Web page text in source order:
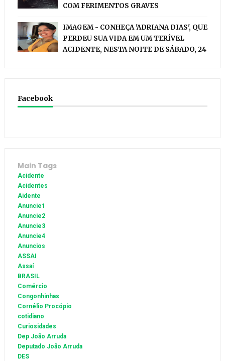
COM FERIMENTOS GRAVES
IMAGEM - CONHEÇA 'ADRIANA DIAS', QUE
PERDEU SUA VIDA EM UM TERÍVEL
ACIDENTE, NESTA NOITE DE SÁBADO, 24
Facebook
Main Tags
Acidente
Acidentes
Aidente
Anuncie1
Anuncie2
Anuncie3
Anuncie4
Anuncios
ASSAI
Assaí
BRASIL
Comércio
Congonhinhas
Cornélio Procópio
cotidiano
Curiosidades
Dep João Arruda
Deputado João Arruda
DES